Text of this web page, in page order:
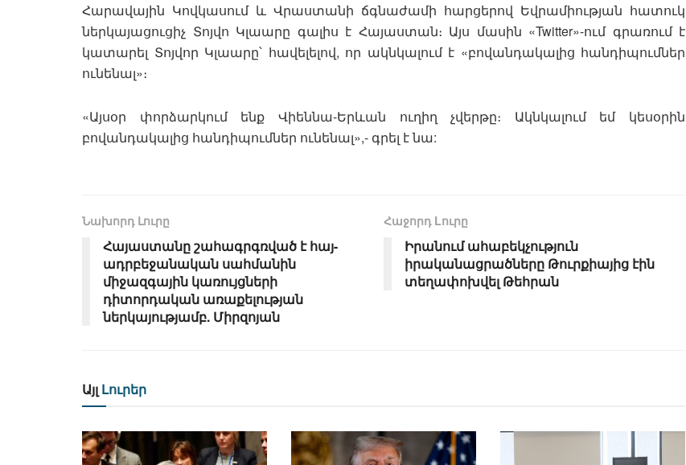
Հարավային Կովկասում և Վրաստանի ճգնաժամի հարցերով Եվրամիության հատուկ
ներկայացուցիչ Տոյվո Կլաարը գալիս է Հայաստան։ Այս մասին «Twitter»-ում գրառում է
կատարել Տոյվոր Կլաարը՝ հավելելով, որ ակնկալում է «բովանդակալից հանդիպումներ
ունենալ»։
«Այսօր փորձարկում ենք Վիեննա-Երևան ուղիղ չվերթը։ Ակնկալում եմ կեսօրին
բովանդակալից հանդիպումներ ունենալ»,- գրել է նա:
Նախորդ Լուրը
Հայաստանը շահագրգռված է հայ-
ադրբեջանական սահմանին
միջազգային կառույցների
դիտորդական առաքելության
ներկայությամբ. Միրզոյան
Հաջորդ Lուրը
Իրանում ահաբեկչություն
իրականացրածները Թուրքիայից էին
տեղափոխվել Թեհրան
Այլ Լուրեր